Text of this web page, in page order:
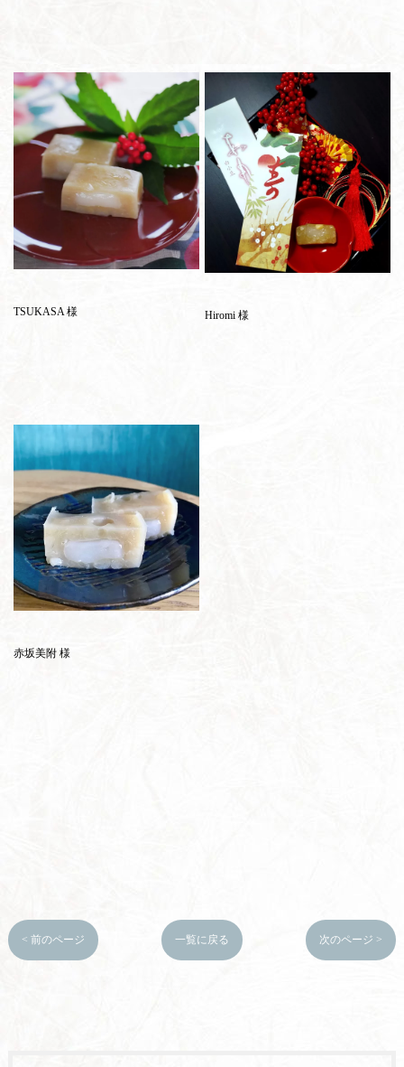
TSUKASA 様 Hiromi 様
赤坂美附 様
< 前のページ 一覧に戻る 次のページ >